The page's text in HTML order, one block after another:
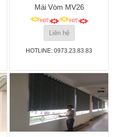
Mái Vòm MV26
Liên hệ
HOTLINE: 0973.23.83.83